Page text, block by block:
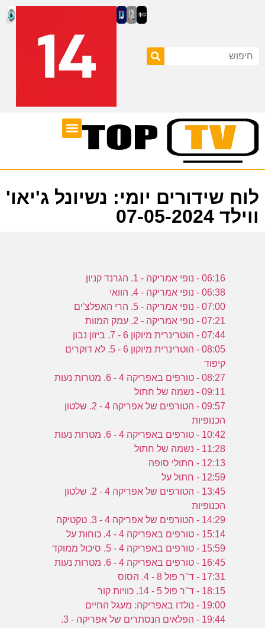
לוח שידורים יומי: נשיונל ג'יאו'
ווילד 07-05-2024
06:16 - נופי אמריקה - 1. הגרנד קניון
06:38 - נופי אמריקה - 4. הוואי
07:00 - נופי אמריקה - 5. הרי האפלצ'ים
07:21 - נופי אמריקה - 2. עמק המוות
07:44 - הוטרינרית מיוקון 6 - 7. ביזון נבון
08:05 - הוטרינרית מיוקון 6 - 5. לא דוקרים
קיפוד
08:27 - טורפים באפריקה 4 - 6. מטרות נעות
09:11 - נשמה של חתול
09:57 - הטורפים של אפריקה 4 - 2. שלטון
הכנופיות
10:42 - טורפים באפריקה 4 - 6. מטרות נעות
11:28 - נשמה של חתול
12:13 - חתולי סופה
12:59 - חתול על
13:45 - הטורפים של אפריקה 4 - 2. שלטון
הכנופיות
14:29 - הטורפים של אפריקה 4 - 3. טקטיקה
15:14 - טורפים באפריקה 4 - 4. כוחות על
15:59 - טורפים באפריקה 4 - 5. סיכול ממוקד
16:45 - טורפים באפריקה 4 - 6. מטרות נעות
17:31 - ד''ר פול 8 - 4. הסוס
18:15 - ד''ר פול 5 - 14. כוויות קור
19:00 - נולדו באפריקה: מעגל החיים
19:44 - הפלאים הנסתרים של אפריקה - 3.